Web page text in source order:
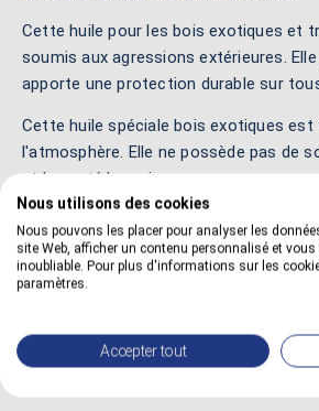
Cette huile pour les bois exotiques et
soumis aux agressions extérieures.
apporte une protection durable sur
Cette huile spéciale bois exotiques est
l'atmosphère. Elle ne possède pas de
et la santé humaine.
Pour en savoir plus :
Lire le blog technique : Tutos sur l'huile
Nous utilisons des cookies
Nous pouvons les placer pour analyser les
site Web, afficher un contenu personnalisé et vous
inoubliable. Pour plus d'informations sur les
paramètres.
Accepter tout